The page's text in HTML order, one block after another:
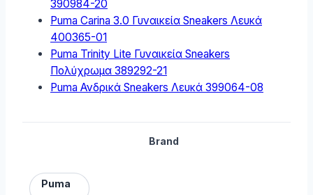
390984-20
Puma Carina 3.0 Γυναικεία Sneakers Λευκά
400365-01
Puma Trinity Lite Γυναικεία Sneakers
Πολύχρωμα 389292-21
Puma Ανδρικά Sneakers Λευκά 399064-08
Brand
Puma